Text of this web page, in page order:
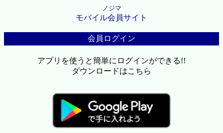
ノジマ
モバイル会員サイト
会員ログイン
アプリを使うと簡単にログインができる!!
ダウンロードはこちら